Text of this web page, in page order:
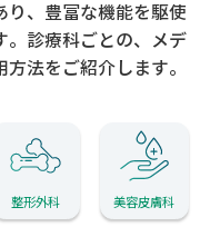
、 豊富な機能を駆使
診療科ごとの、メデ
法をご紹介します。
整形外科 美容皮膚科